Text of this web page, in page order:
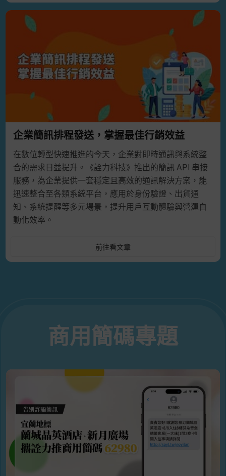
企業簡訊排程發送，掌握最佳行銷效益
在數位轉型快速推進的今天，企業對即時通訊與系統整
合的需求日益提升。《詮力科技》推出的簡訊 API 串接
服務，為企業提供一套穩定且高效的通訊解決方案，能
迅速整合至各類系統平台，應用於身份驗證、出貨通
知、系統提醒等多元場景，提升用戶互動體驗與營運自
動化效率。
前往看文章
商用簡碼專題